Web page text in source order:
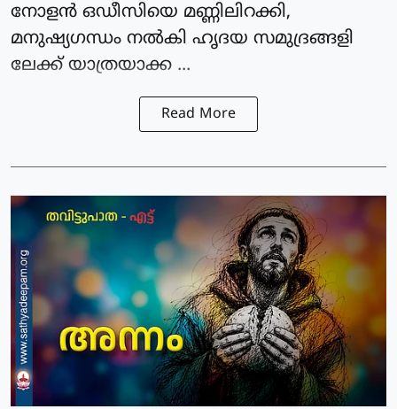
നോളന്‍ ഒഡീസിയെ മണ്ണിലിറക്കി,
മനുഷ്യഗന്ധം നല്‍കി ഹൃദയ സമുദ്രങ്ങളി
ലേക്ക് യാത്രയാക്ക ...
Read More